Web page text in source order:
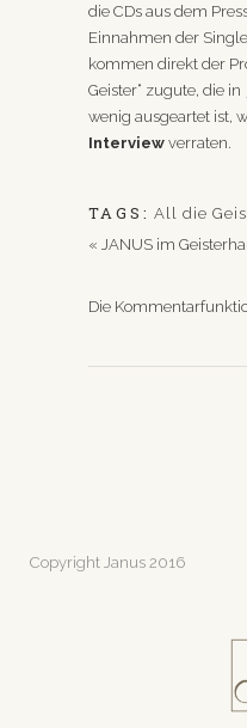
die CDs aus dem
Einnahmen der
kommen direkt der
Geister“ zugute, die
wenig ausgeartet ist,
Interview verraten.
TAGS: All die
« JANUS im
Die
Copyright Janus 2016